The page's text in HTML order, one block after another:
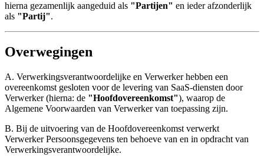
hierna gezamenlijk aangeduid als "Partijen" en ieder afzonderlijk
als "Partij".
Overwegingen
A. Verwerkingsverantwoordelijke en Verwerker hebben een
overeenkomst gesloten voor de levering van SaaS-diensten door
Verwerker (hierna: de "Hoofdovereenkomst"), waarop de
Algemene Voorwaarden van Verwerker van toepassing zijn.
B. Bij de uitvoering van de Hoofdovereenkomst verwerkt
Verwerker Persoonsgegevens ten behoeve van en in opdracht van
Verwerkingsverantwoordelijke.